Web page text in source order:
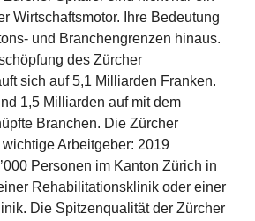
Wirtschaftsmotor. Ihre Bedeutung
und Branchengrenzen hinaus.
des Zürcher
sich auf 5,1 Milliarden Franken.
1,5 Milliarden auf mit dem
Branchen. Die Zürcher
Arbeitgeber: 2019
Personen im Kanton Zürich in
Rehabilitationsklinik oder einer
Die Spitzenqualität der Zürcher